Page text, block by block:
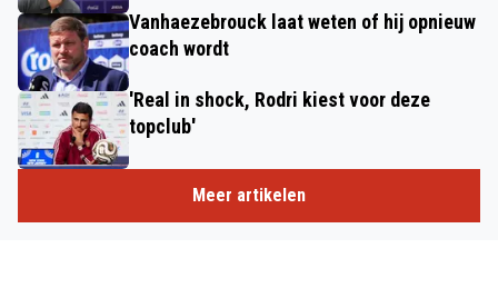
Vanhaezebrouck laat weten of hij opnieuw
coach wordt
'Real in shock, Rodri kiest voor deze
topclub'
Meer artikelen